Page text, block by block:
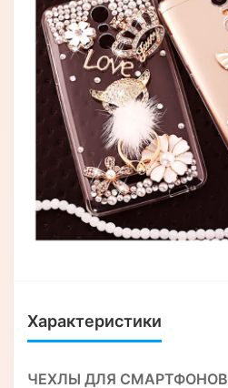
Характеристики
ЧЕХЛЫ ДЛЯ СМАРТФОНОВ